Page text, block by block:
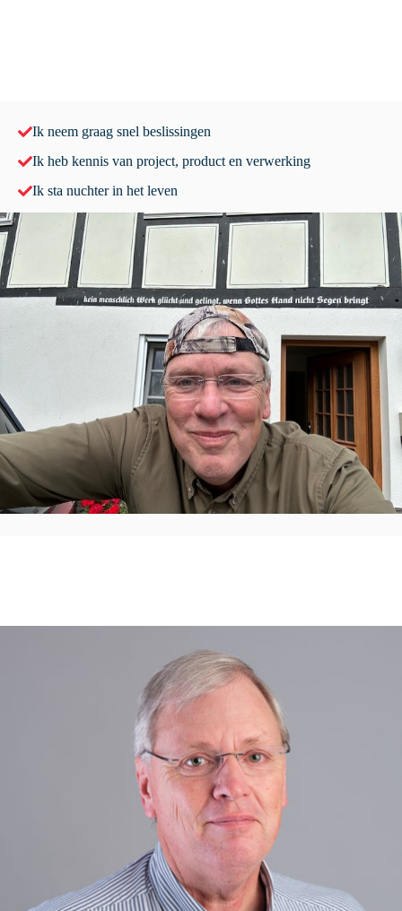
Ik neem graag snel beslissingen
Ik heb kennis van project, product en verwerking
Ik sta nuchter in het leven